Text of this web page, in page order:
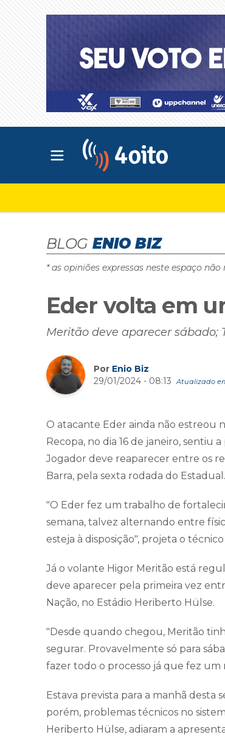
Abrir menu principal
BLOG ENIO BIZ
* as opiniões expressas neste espaço
Eder volta em
Meritão deve aparecer
Por Enio Biz
29/01/2024 - 08:13
Atualizado
O atacante Eder ainda não estreou
Recopa, no dia 16 de janeiro, sentiu
Jogador deve reaparecer entre os
Barra, pela sexta rodada do Estadual.
"O Eder fez um trabalho de
semana, talvez alternando entre
esteja à disposição", projeta o
Já o volante Higor Meritão está
deve aparecer pela primeira vez
Nação, no Estádio Heriberto Hülse.
"Desde quando chegou, Meritão
segurar. Provavelmente só para
fazer todo o processo já que fez
Estava prevista para a manhã desta
porém, problemas técnicos no
Heriberto Hülse, adiaram a